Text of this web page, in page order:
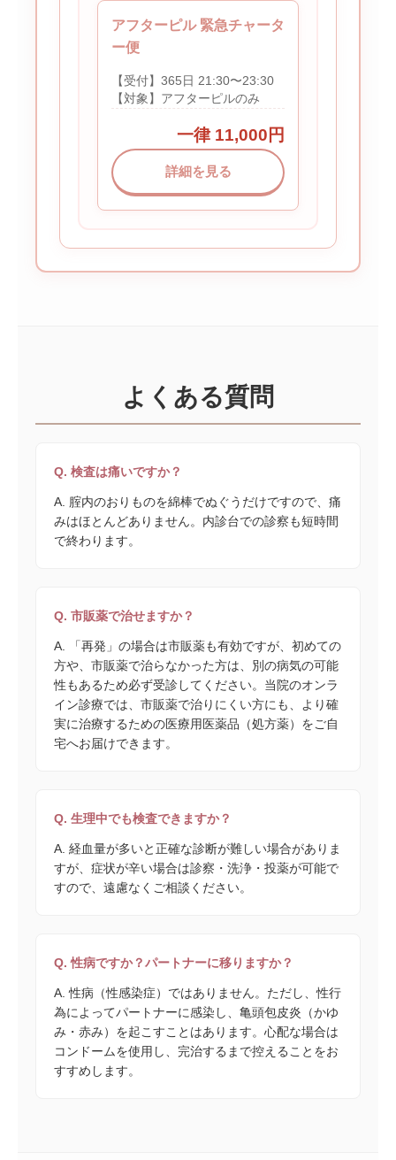
アフターピル 緊急チャータ
ー便
【受付】365日 21:30〜23:30
【対象】アフターピルのみ
一律 11,000円
詳細を見る
よくある質問
Q. 検査は痛いですか？
A. 腟内のおりものを綿棒でぬぐうだけですので、痛
みはほとんどありません。内診台での診察も短時間
で終わります。
Q. 市販薬で治せますか？
A. 「再発」の場合は市販薬も有効ですが、初めての
方や、市販薬で治らなかった方は、別の病気の可能
性もあるため必ず受診してください。当院のオンラ
イン診療では、市販薬で治りにくい方にも、より確
実に治療するための医療用医薬品（処方薬）をご自
宅へお届けできます。
Q. 生理中でも検査できますか？
A. 経血量が多いと正確な診断が難しい場合がありま
すが、症状が辛い場合は診察・洗浄・投薬が可能で
すので、遠慮なくご相談ください。
Q. 性病ですか？パートナーに移りますか？
A. 性病（性感染症）ではありません。ただし、性行
為によってパートナーに感染し、亀頭包皮炎（かゆ
み・赤み）を起こすことはあります。心配な場合は
コンドームを使用し、完治するまで控えることをお
すすめします。